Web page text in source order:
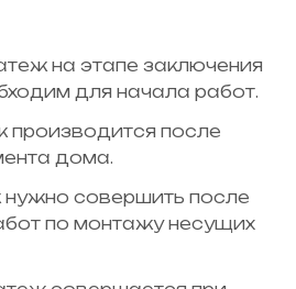
на этапе заключения
для начала работ.
производится после
дома.
нужно совершить после
по монтажу несущих